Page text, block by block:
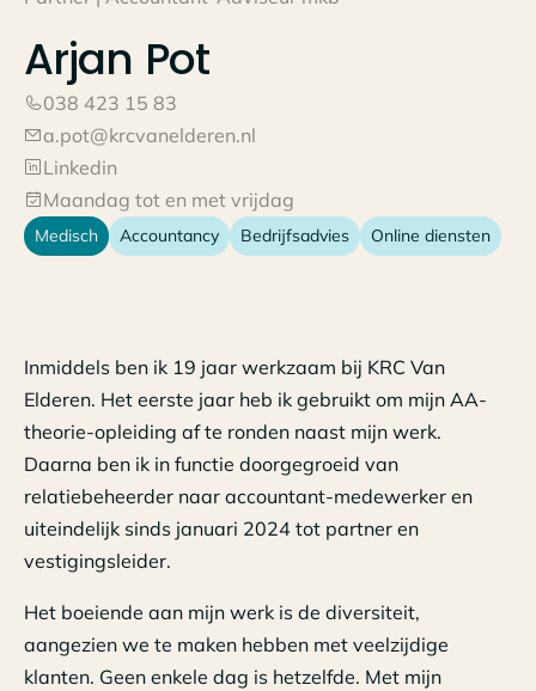
Arjan Pot
038 423 15 83
a.pot@krcvanelderen.nl
Linkedin
Maandag tot en met vrijdag
Medisch Accountancy Bedrijfsadvies Online diensten
Inmiddels ben ik 19 jaar werkzaam bij KRC Van
Elderen. Het eerste jaar heb ik gebruikt om mijn AA-
theorie-opleiding af te ronden naast mijn werk.
Daarna ben ik in functie doorgegroeid van
relatiebeheerder naar accountant-medewerker en
uiteindelijk sinds januari 2024 tot partner en
vestigingsleider.
Het boeiende aan mijn werk is de diversiteit,
aangezien we te maken hebben met veelzijdige
klanten. Geen enkele dag is hetzelfde. Met mijn